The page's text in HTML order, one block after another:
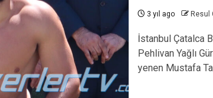
3 yıl ago Resul
İstanbul Çatalca
Pehlivan Yağlı
yenen Mustafa